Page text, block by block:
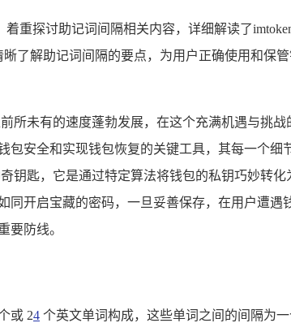
重探讨助记词间隔相关内容，详细解读了
了解助记词间隔的要点，为用户正确使用和保
所未有的速度蓬勃发展，在这个充满机遇与挑
安全和实现钱包恢复的关键工具，其每一个细
钥匙，它是通过特定算法将钱包的私钥巧妙转
开启宝藏的密码，一旦妥善保存，在用户遭
要防线。
或 24 个英文单词构成，这些单词之间的间隔为